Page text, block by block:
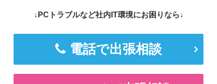
↓PCトラブルなど社内IT環境にお困りなら↓
電話で出張相談